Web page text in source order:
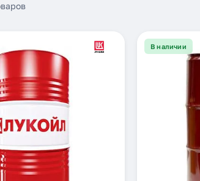
В наличии